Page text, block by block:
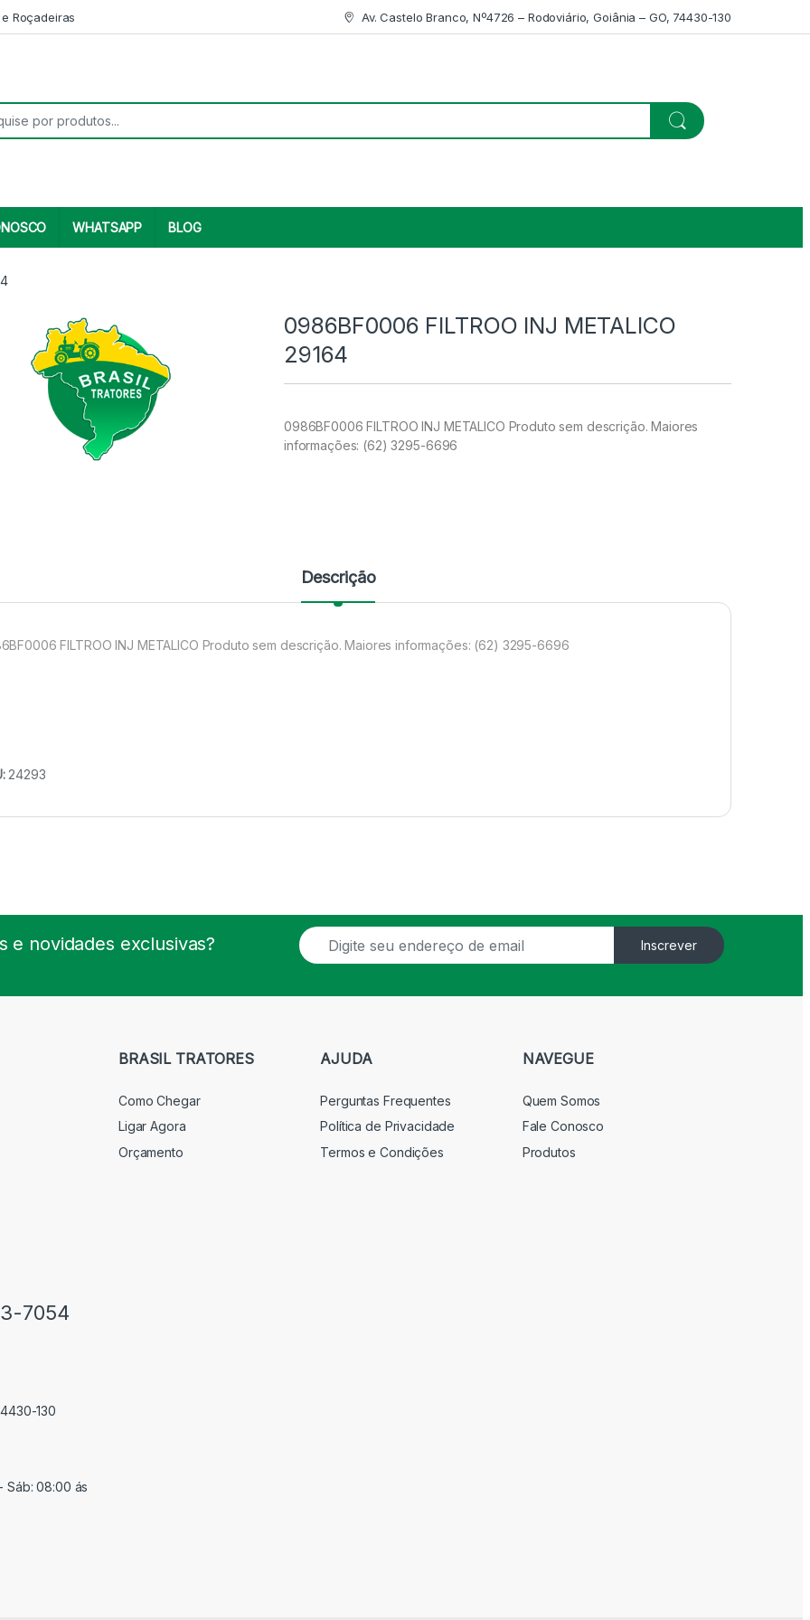
Roçadeiras Av. Castelo Branco, Nº4726 – Rodoviário, Goiânia – GO, 74430-130
WHATSAPP BLOG
0986BF0006 FILTROO INJ METALICO
29164
0986BF0006 FILTROO INJ METALICO Produto sem descrição. Maiores
informações: (62) 3295-6696
Descrição
FILTROO INJ METALICO Produto sem descrição. Maiores informações: (62) 3295-6696
24293
novidades exclusivas?
E
m
Inscrever
7054
130
Sáb: 08:00 ás
BRASIL TRATORES
Como Chegar
Ligar Agora
Orçamento
AJUDA
Perguntas Frequentes
Política de Privacidade
Termos e Condições
NAVEGUE
Quem Somos
Fale Conosco
Produtos